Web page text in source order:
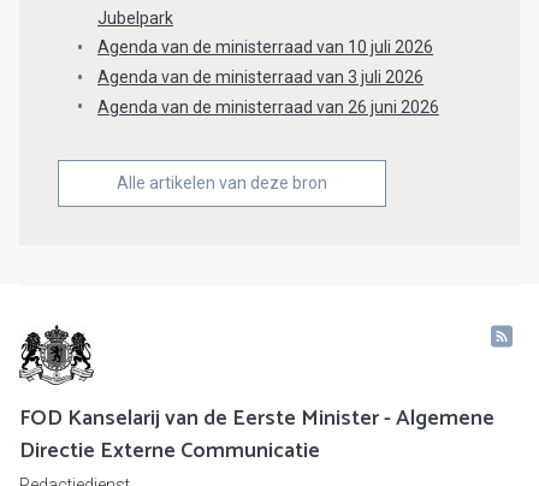
Jubelpark
Agenda van de ministerraad van 10 juli 2026
Agenda van de ministerraad van 3 juli 2026
Agenda van de ministerraad van 26 juni 2026
Alle artikelen van deze bron
FOD Kanselarij van de Eerste Minister - Algemene
Directie Externe Communicatie